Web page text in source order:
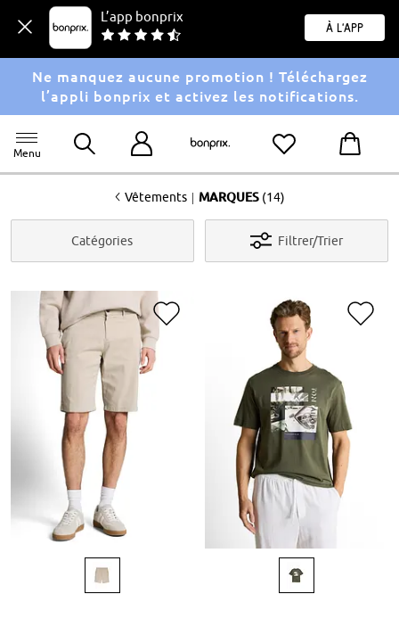
L’app bonprix
À l'app
Ne manquez aucune promotion ! Téléchargez
l’appli bonprix et activez les notifications.
Menu
<Vêtements | MARQUES (14)
Catégories Filtrer/Trier